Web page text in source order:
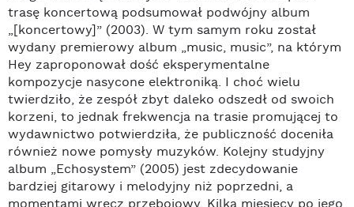
trasę koncertową podsumował podwójny album
„[koncertowy]” (2003). W tym samym roku został
wydany premierowy album „music, music”, na którym
Hey zaproponował dość eksperymentalne
kompozycje nasycone elektroniką. I choć wielu
twierdziło, że zespół zbyt daleko odszedł od swoich
korzeni, to jednak frekwencja na trasie promującej to
wydawnictwo potwierdziła, że publiczność doceniła
również nowe pomysły muzyków. Kolejny studyjny
album „Echosystem” (2005) jest zdecydowanie
bardziej gitarowy i melodyjny niż poprzedni, a